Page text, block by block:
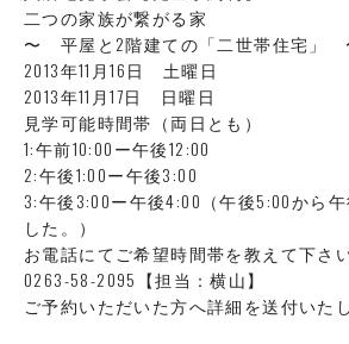
二つの家族が繋がる家
〜 平屋と2階建ての「二世帯住宅」
2013年11月16日 土曜日
2013年11月17日 日曜日
見学可能時間帯（両日とも）
1:午前10:00ー午後12:00
2:午後1:00ー午後3:00
3:午後3:00ー午後4:00（午後5:00から
した。）
お電話にてご希望時間帯を教えて下さい
0263-58-2095【担当：横山】
ご予約いただいた方へ詳細を送付いたし